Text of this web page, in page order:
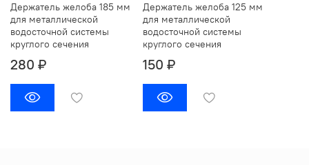
Держатель желоба 185 мм
для металлической
водосточной системы
круглого сечения
280 ₽
Держатель желоба 125 мм
для металлической
водосточной системы
круглого сечения
150 ₽